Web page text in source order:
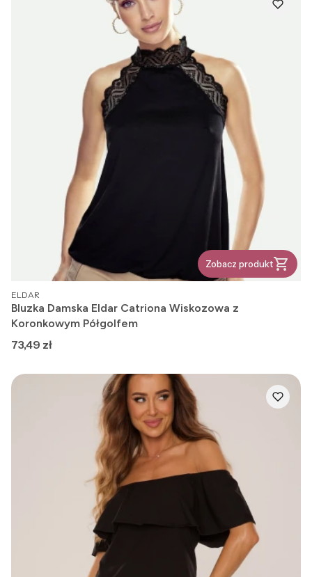
Zobacz produkt
PRODUCENT
ELDAR
Bluzka Damska Eldar Catriona Wiskozowa z
Koronkowym Półgolfem
Cena
73,49 zł